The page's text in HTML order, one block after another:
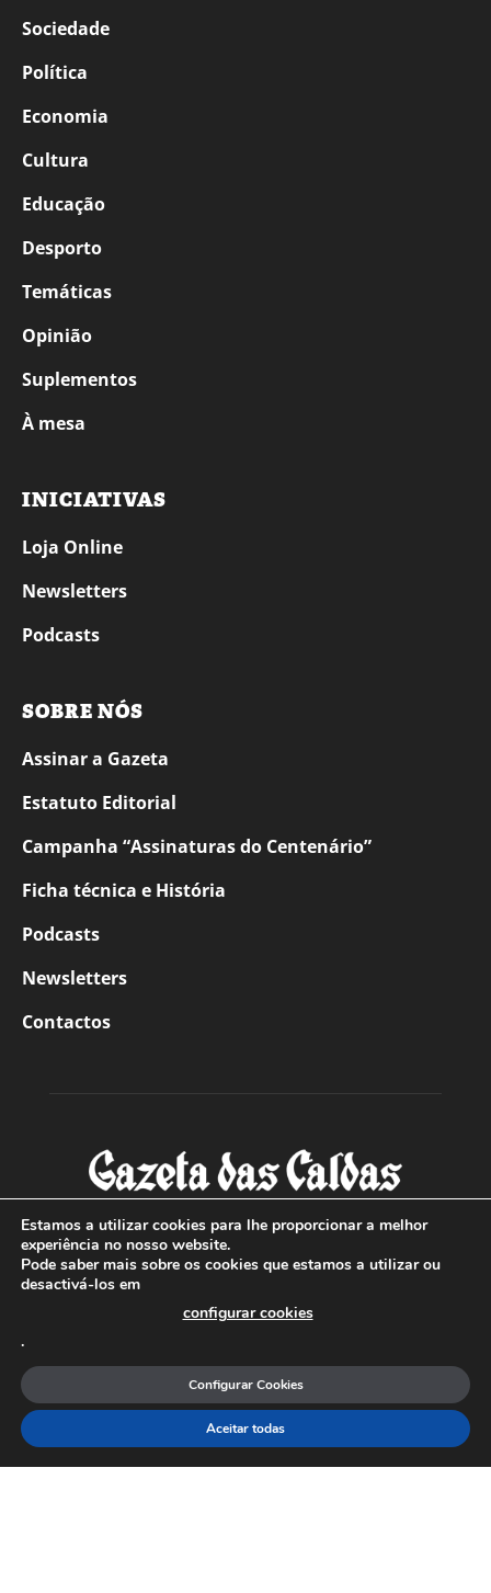
Sociedade
Política
Economia
Cultura
Educação
Desporto
Temáticas
Opinião
Suplementos
À mesa
INICIATIVAS
Loja Online
Newsletters
Podcasts
SOBRE NÓS
Assinar a Gazeta
Estatuto Editorial
Campanha “Assinaturas do Centenário”
Ficha técnica e História
Podcasts
Newsletters
Contactos
SOBRE NÓS
Com sede nas Caldas da Rainha e mais de 90 anos de
a sul de distrito de Leiria, com mais de 40.000 leitores por
toda a região Oeste. Jornal com distribuição em Portugal
Continental e assinatura online.
Estamos a utilizar cookies para lhe proporcionar a melhor
experiência no nosso website.
Pode saber mais sobre os cookies que estamos a utilizar ou
desactivá-los em
configurar cookies
.
Aceitar todas
Configurar Cookies